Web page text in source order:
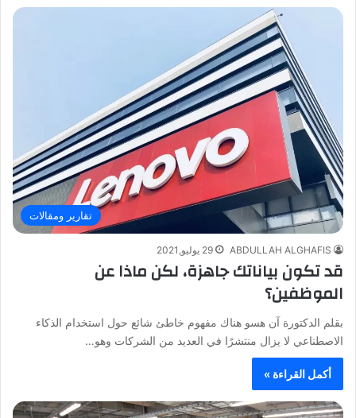
تقارير ومقالات
ABDULLAH ALGHAFIS 29 يوليو,2021
قد تكون بياناتك جاهزة، لكن ماذا عن
الموظفين؟
بقلم الدكتورة آن هسو هناك مفهوم خاطئ شائع حول استخدام الذكاء
الاصطناعي لا يزال منتشرًا في العديد من الشركات وهو…
أكمل القراءة »